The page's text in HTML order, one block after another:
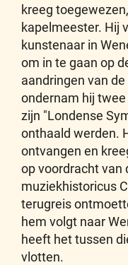
kreeg
kapelmeester. Hij
kunstenaar in
om in te gaan op
aandringen van
ondernam hij
zijn "Londense
onthaald werden.
ontvangen en
op voordracht van
muziekhistoricus
terugreis
hem volgt naar
heeft het tussen
vlotten.